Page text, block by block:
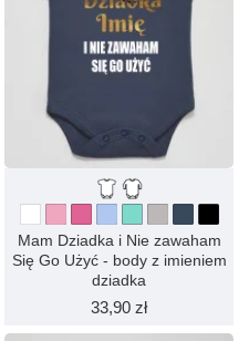
Mam Dziadka i Nie zawaham
Się Go Użyć - body z imieniem
dziadka
33,90 zł